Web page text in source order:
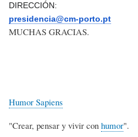
DIRECCIÓN:
presidencia@cm-porto.pt
MUCHAS GRACIAS.
Humor Sapiens
"Crear, pensar y vivir con humor".